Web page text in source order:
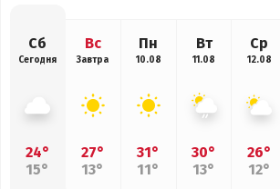
Сб
Сегодня
24°
15°
Вс
Завтра
27°
13°
Пн
10.08
31°
11°
Вт
11.08
30°
13°
Ср
12.08
26°
12°